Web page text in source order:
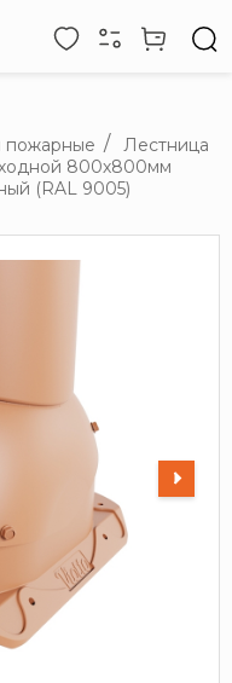
пожарные
Лестница
800х800мм
(RAL 9005)